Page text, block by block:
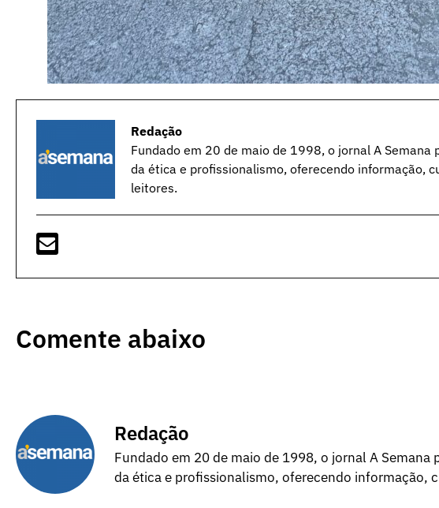
Redação
Fundado em 20 de maio de 1998, o jornal A
da ética e profissionalismo, oferecendo informação,
leitores.
Comente abaixo
Redação
Fundado em 20 de maio de 1998, o jornal A
da ética e profissionalismo, oferecendo informação,